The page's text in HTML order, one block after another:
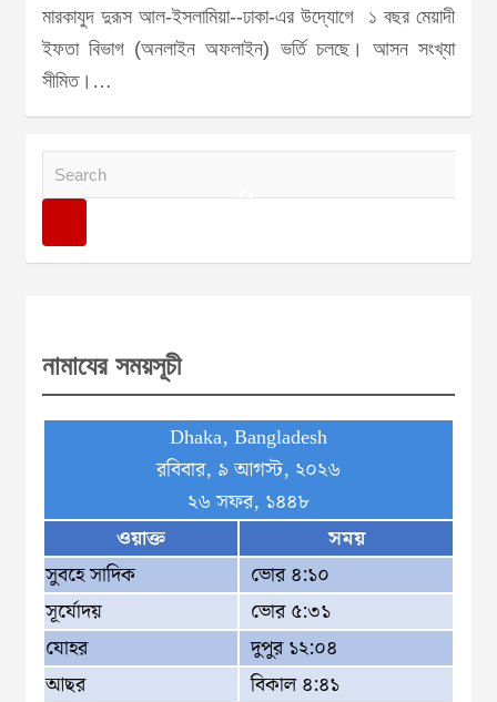
মারকাযুদ দুরূস আল-ইসলামিয়া--ঢাকা-এর উদ্যোগে ১ বছর মেয়াদী
ইফতা বিভাগ (অনলাইন অফলাইন) ভর্তি চলছে। আসন সংখ্যা
সীমিত।…
e
r
নামাযের সময়সূচী
Dhaka, Bangladesh
রবিবার, ৯ আগস্ট, ২০২৬
২৬ সফর, ১৪৪৮
ওয়াক্ত
সময়
সুবহে সাদিক
ভোর ৪:১০
সূর্যোদয়
ভোর ৫:৩১
যোহর
দুপুর ১২:০৪
আছর
বিকাল ৪:৪১